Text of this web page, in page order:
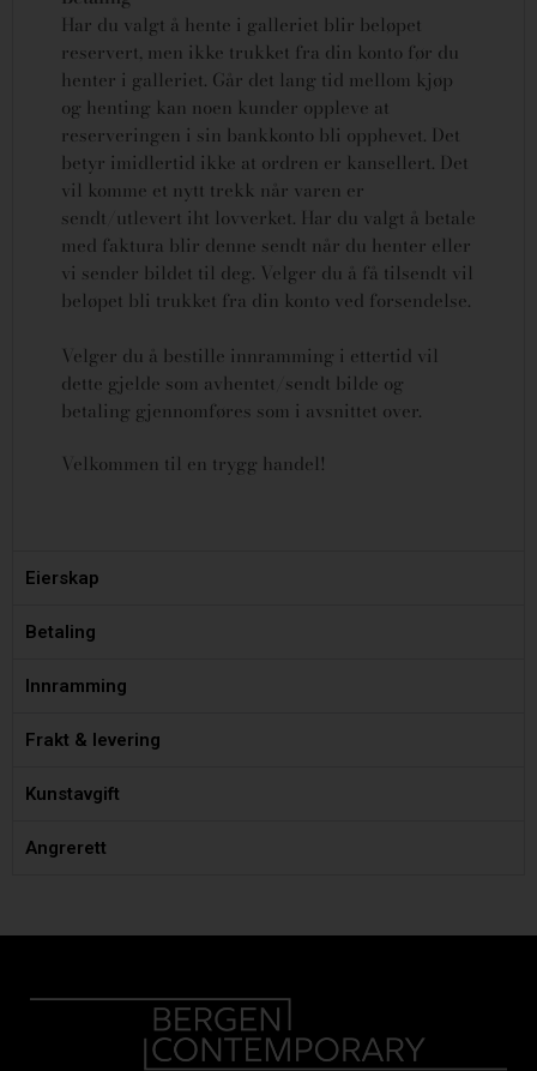
Har du valgt å hente i galleriet blir beløpet
reservert, men ikke trukket fra din konto før du
henter i galleriet. Går det lang tid mellom kjøp
og henting kan noen kunder oppleve at
reserveringen i sin bankkonto bli opphevet. Det
betyr imidlertid ikke at ordren er kansellert. Det
vil komme et nytt trekk når varen er
sendt/utlevert iht lovverket. Har du valgt å betale
med faktura blir denne sendt når du henter eller
vi sender bildet til deg. Velger du å få tilsendt vil
beløpet bli trukket fra din konto ved forsendelse.
Velger du å bestille innramming i ettertid vil
dette gjelde som avhentet/sendt bilde og
betaling gjennomføres som i avsnittet over.
Velkommen til en trygg handel!
Eierskap
Betaling
Innramming
Frakt & levering
Kunstavgift
Angrerett